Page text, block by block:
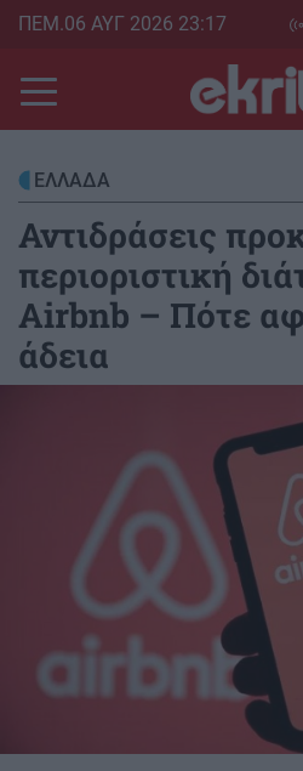
Skip
main
content
ΠΕΜ.06 ΑΥΓ 2026 23:17
ΕΛΛΑΔΑ
Αντιδράσεις
περιοριστική
Airbnb – Πότε
άδεια